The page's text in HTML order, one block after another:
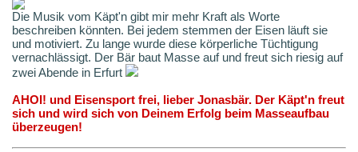
Die Musik vom Käpt'n gibt mir mehr Kraft als Worte
beschreiben könnten. Bei jedem stemmen der Eisen läuft sie
und motiviert. Zu lange wurde diese körperliche Tüchtigung
vernachlässigt. Der Bär baut Masse auf und freut sich riesig auf
zwei Abende in Erfurt
AHOI! und Eisensport frei, lieber Jonasbär. Der Käpt'n freut
sich und wird sich von Deinem Erfolg beim Masseaufbau
überzeugen!